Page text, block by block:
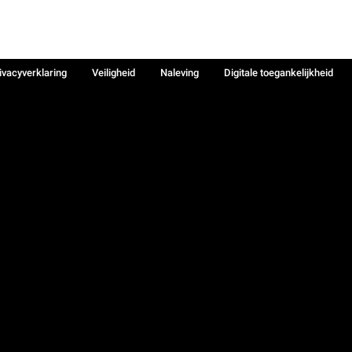
Veiligheid Naleving
Digitale toegankelijkheid